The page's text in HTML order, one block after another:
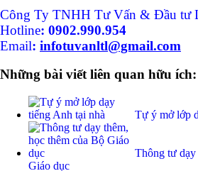
Công Ty TNHH Tư Vấn & Đầu tư
Hotline: 0902.990.954
Email: infotuvanltl@gmail.com
Những bài viết liên quan hữu ích:
Tự ý mở lớp
Thông tư dạy
Giáo dục